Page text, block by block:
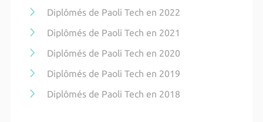
Diplômés de Paoli Tech en 2022
Diplômés de Paoli Tech en 2021
Diplômés de Paoli Tech en 2020
Diplômés de Paoli Tech en 2019
Diplômés de Paoli Tech en 2018